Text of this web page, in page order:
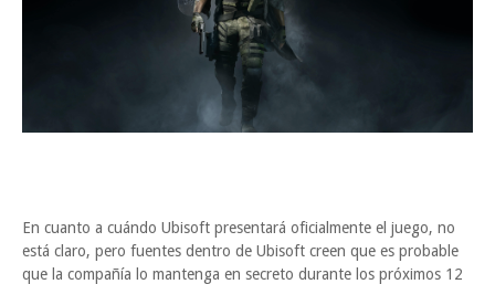
En cuanto a cuándo Ubisoft presentará oficialmente el juego, no
está claro, pero fuentes dentro de Ubisoft creen que es probable
que la compañía lo mantenga en secreto durante los próximos 12